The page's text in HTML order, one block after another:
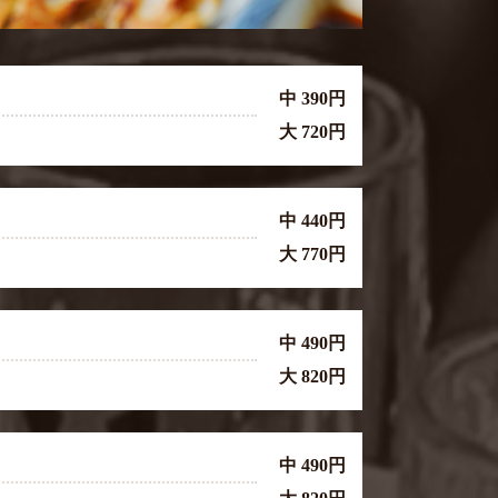
中 390円
大 720円
中 440円
大 770円
中 490円
大 820円
中 490円